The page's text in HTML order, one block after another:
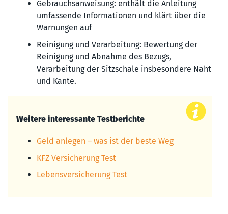
Gebrauchsanweisung: enthält die Anleitung
umfassende Informationen und klärt über die
Warnungen auf
Reinigung und Verarbeitung: Bewertung der
Reinigung und Abnahme des Bezugs,
Verarbeitung der Sitzschale insbesondere Naht
und Kante.
Weitere interessante Testberichte
Geld anlegen – was ist der beste Weg
KFZ Versicherung Test
Lebensversicherung Test